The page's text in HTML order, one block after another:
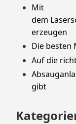
Mit
dem
erzeugen
Die besten
Auf die
gibt